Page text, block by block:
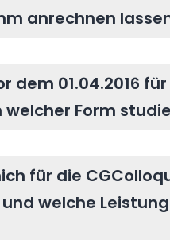
anrechnen
dem 01.04.2016
Form
für die
welche